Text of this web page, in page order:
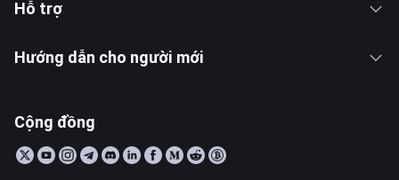
Hỗ trợ
Hướng dẫn cho người mới
Cộng đồng